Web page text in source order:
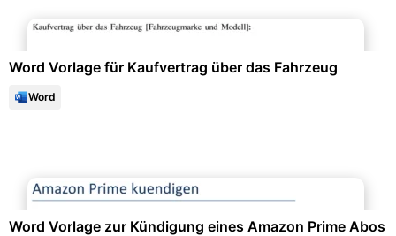
Word Vorlage für Kaufvertrag über das Fahrzeug
Word
Word Vorlage zur Kündigung eines Amazon Prime Abos